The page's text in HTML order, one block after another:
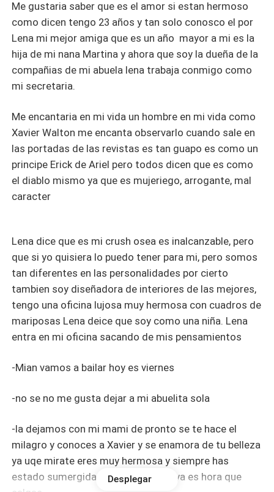
Me gustaria saber que es el amor si estan hermoso
como dicen tengo 23 años y tan solo conosco el por
Lena mi mejor amiga que es un año mayor a mi es la
hija de mi nana Martina y ahora que soy la dueña de la
compañias de mi abuela lena trabaja conmigo como
mi secretaria.
Me encantaria en mi vida un hombre en mi vida como
Xavier Walton me encanta observarlo cuando sale en
las portadas de las revistas es tan guapo es como un
principe Erick de Ariel pero todos dicen que es como
el diablo mismo ya que es mujeriego, arrogante, mal
caracter
Lena dice que es mi crush osea es inalcanzable, pero
que si yo quisiera lo puedo tener para mi, pero somos
tan diferentes en las personalidades por cierto
tambien soy diseñadora de interiores de las mejores,
tengo una oficina lujosa muy hermosa con cuadros de
mariposas Lena deice que soy como una niña. Lena
entra en mi oficina sacando de mis pensamientos
-Mian vamos a bailar hoy es viernes
-no se no me gusta dejar a mi abuelita sola
-la dejamos con mi mami de pronto se te hace el
milagro y conoces a Xavier y se enamora de tu belleza
ya uqe mirate eres muy hermosa y siempre has
estado sumergida en una burbuja y ya es hora que
Desplegar